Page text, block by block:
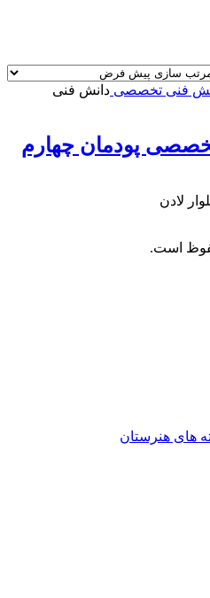
دانش فنی
پودمان چهارم
لادن
است.